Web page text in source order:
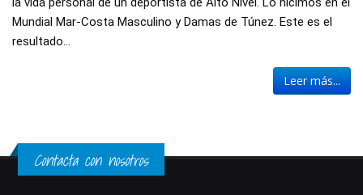
Mundial Mar-Costa Masculino y Damas de Túnez. Este es el
resultado…
Leer más...
Contacta con nosotros